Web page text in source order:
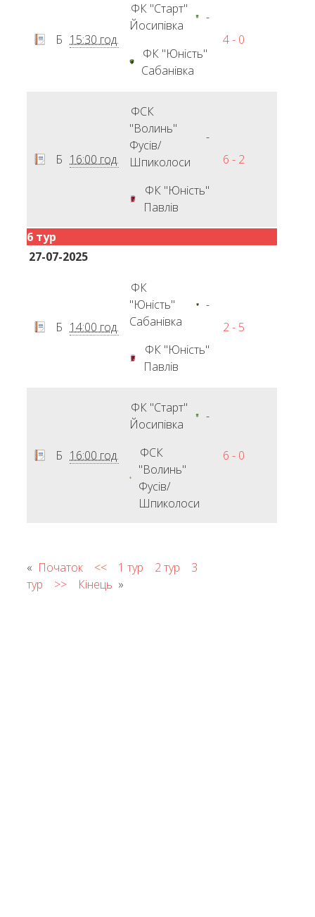
Б 15:30 год.
ФК "Старт"
Йосипівка
-
ФК "Юність"
Сабанівка
4 - 0
Б 16:00 год.
ФСК
"Волинь"
Фусів/
Шпиколоси
-
ФК "Юність"
Павлів
6 - 2
6 тур
27-07-2025
Б 14:00 год.
ФК
"Юність"
Сабанівка
-
ФК "Юність"
Павлів
2 - 5
Б 16:00 год.
ФК "Старт"
Йосипівка
-
ФСК
"Волинь"
Фусів/
Шпиколоси
6 - 0
« Початок << 1 тур 2 тур
3
тур
>> Кінець »